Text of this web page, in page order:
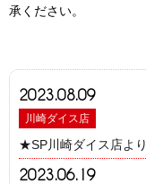
2023.08.09
川崎ダイス店
★SP川崎ダイス店より
2023.06.19
承ください。